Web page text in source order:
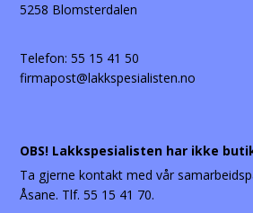
5258 Blomsterdalen
Telefon:55 15 41 50
firmapost@lakkspesialisten.no
OBS! Lakkspesialisten har ikke
Ta gjerne kontakt med vår
Åsane. Tlf. 55 15 41 70.